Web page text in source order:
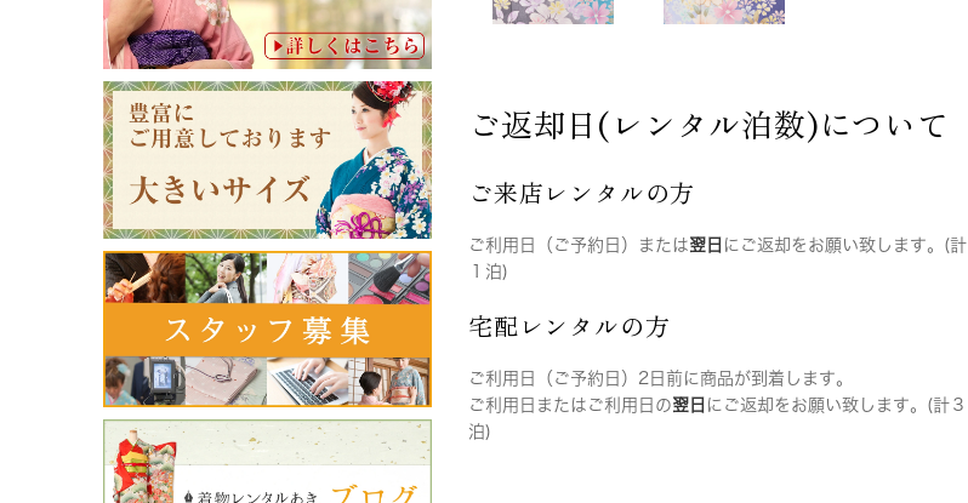
ご返却日(レンタル泊数)について
ご来店レンタルの方
ご利用日（ご予約日）または翌日 にご返却をお願い致します。(計
１泊)
宅配レンタルの方
ご利用日（ご予約日）2日前に商品が到着します。
ご利用日またはご利用日の翌日 にご返却をお願い致します。(計３
泊)